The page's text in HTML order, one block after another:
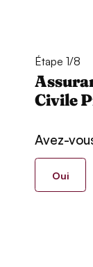
Étape 1/8
Civile
Avez-
Oui